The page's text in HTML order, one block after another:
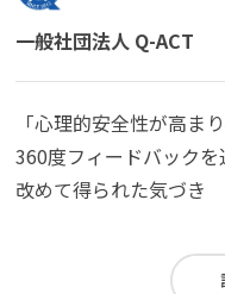
一般社団法人 Q-ACT
「心理的安全性が高ま
360度フィードバックを
改めて得られた気づき